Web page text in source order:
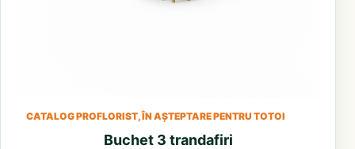
CATALOG PROFLORIST, ÎN AȘTEPTARE PENTRU TOTOI
Buchet 3 trandafiri